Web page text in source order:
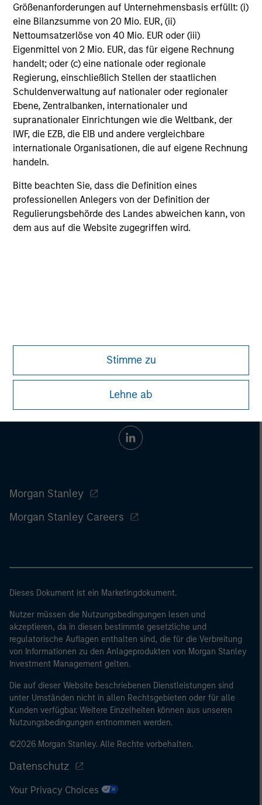
Größenanforderungen auf Unternehmensbasis erfüllt: (i)
eine Bilanzsumme von 20 Mio. EUR, (ii)
Nettoumsatzerlöse von 40 Mio. EUR oder (iii)
Eigenmittel von 2 Mio. EUR, das für eigene Rechnung
handelt; oder (c) eine nationale oder regionale
Regierung, einschließlich Stellen der staatlichen
Schuldenverwaltung auf nationaler oder regionaler
Ebene, Zentralbanken, internationaler und
supranationaler Einrichtungen wie die Weltbank, der
IWF, die EZB, die EIB und andere vergleichbare
internationale Organisationen, die auf eigene Rechnung
handeln.
Bitte beachten Sie, dass die Definition eines
professionellen Anlegers von der Definition der
Regulierungsbehörde des Landes abweichen kann, von
dem aus auf die Website zugegriffen wird.
Stimme zu
Lehne ab
View More
The Author
Morgan Stanley
Morgan Stanley Careers
Dieses Dokument ist ein Marketingdokument.
Nutzer müssen die Nutzungsbedingungen lesen und
akzeptieren, da in diesen bestimmte gesetzliche und
regulatorische Auflagen enthalten sind, die für die Verbreitung
von Informationen zu den Anlageprodukten von Morgan Stanley
Investment Management gelten.
Die auf dieser Website beschriebenen Dienstleistungen sind
unter Umständen nicht in allen Rechtsgebieten oder für alle
Kunden verfügbar. Weitere Einzelheiten können aus unseren
Nutzungsbedingungen entnommen werden.
©2026 Morgan Stanley. Alle Rechte vorbehalten.
Datenschutz
Your Privacy Choices